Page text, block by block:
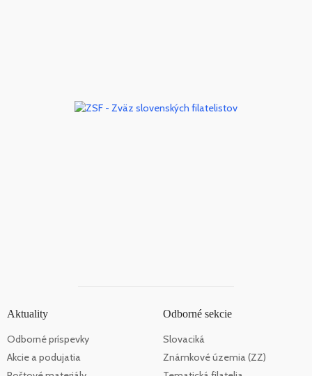
Aktuality
Odborné príspevky
Akcie a podujatia
Odborné sekcie
Slovaciká
Známkové územia (ZZ)